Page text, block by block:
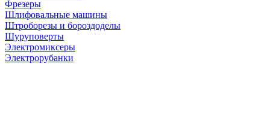
Фрезеры
Шлифовальные машины
Штроборезы и бороздоделы
Шуруповерты
Электромиксеры
Электрорубанки